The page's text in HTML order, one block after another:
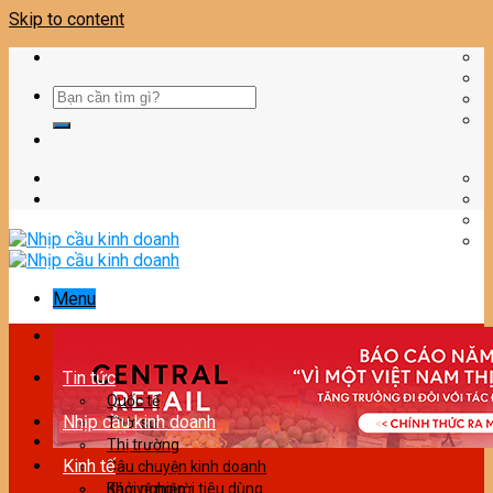
Skip to content
Menu
Tin tức
Quốc tế
Thời sự
Nhịp cầu kinh doanh
Thị trường
Câu chuyện kinh doanh
Bảo vệ người tiêu dùng
Kinh tế
Khởi nghiệp